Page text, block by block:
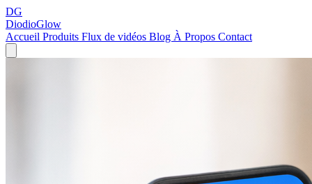
DG
DiodioGlow
Accueil Produits Flux de vidéos Blog À Propos Contact